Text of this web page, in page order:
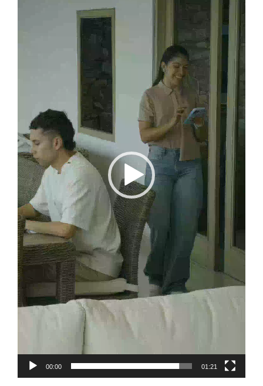
00:00 01:21